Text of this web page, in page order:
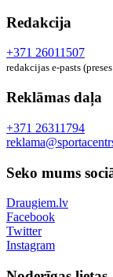
Redakcija
+371 26011507
redakcijas e-pasts
Reklāmas daļa
+371 26311794
Seko mums
Draugiem.lv
Facebook
Twitter
Instagram